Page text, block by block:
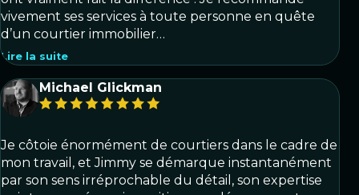
vivement ses services à toute personne en quête
d’un courtier immobilier…
Lire la suite
Michael Glickman
Je côtoie énormément de courtiers dans le cadre de
mon travail, et Jimmy se démarque instantanément
par son sens irréprochable du détail, son expertise